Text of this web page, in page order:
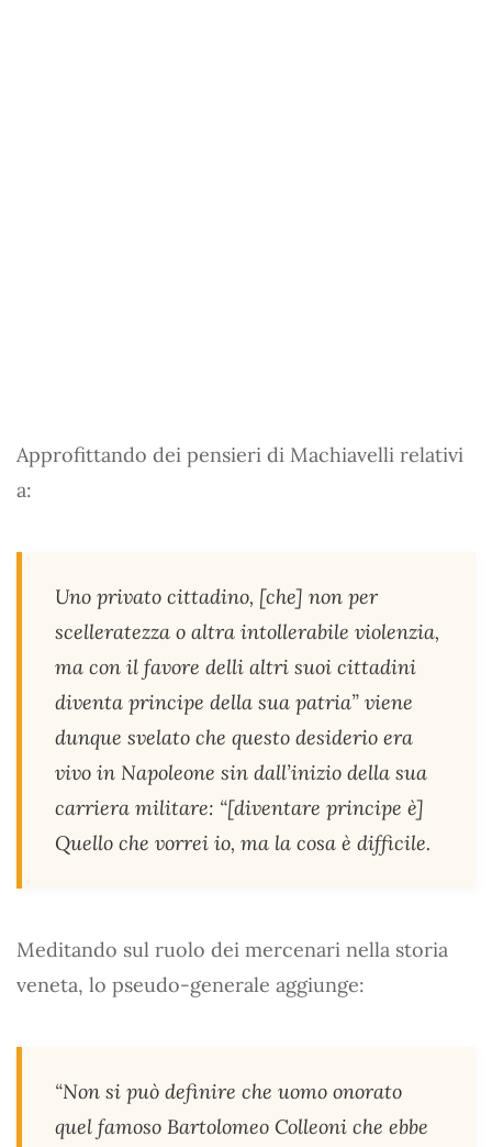
Approfittando dei pensieri di Machiavelli relativi
a:
Uno privato cittadino, [che] non per
scelleratezza o altra intollerabile violenzia,
ma con il favore delli altri suoi cittadini
diventa principe della sua patria” viene
dunque svelato che questo desiderio era
vivo in Napoleone sin dall’inizio della sua
carriera militare: “[diventare principe è]
Quello che vorrei io, ma la cosa è difficile.
Meditando sul ruolo dei mercenari nella storia
veneta, lo pseudo-generale aggiunge:
“Non si può definire che uomo onorato
quel famoso Bartolomeo Colleoni che ebbe